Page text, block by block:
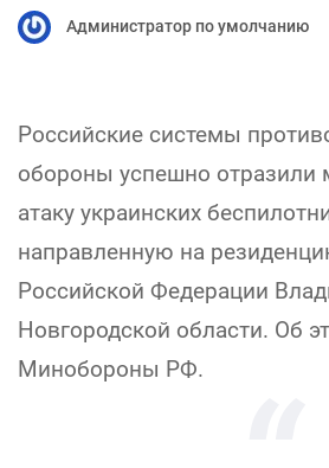
Администратор по умолчанию
Российские системы
обороны успешно отразили
атаку украинских
направленную на
Российской Федерации
Новгородской области. Об
Минобороны РФ.